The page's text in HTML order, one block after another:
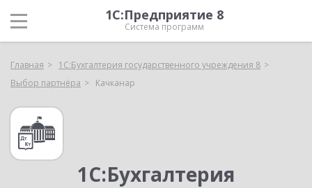
1С:Предприятие 8
Система программ
Главная
1С:Бухгалтерия государственного учреждения 8
Выбор партнёра
Качканар
1С:Бухгалтерия